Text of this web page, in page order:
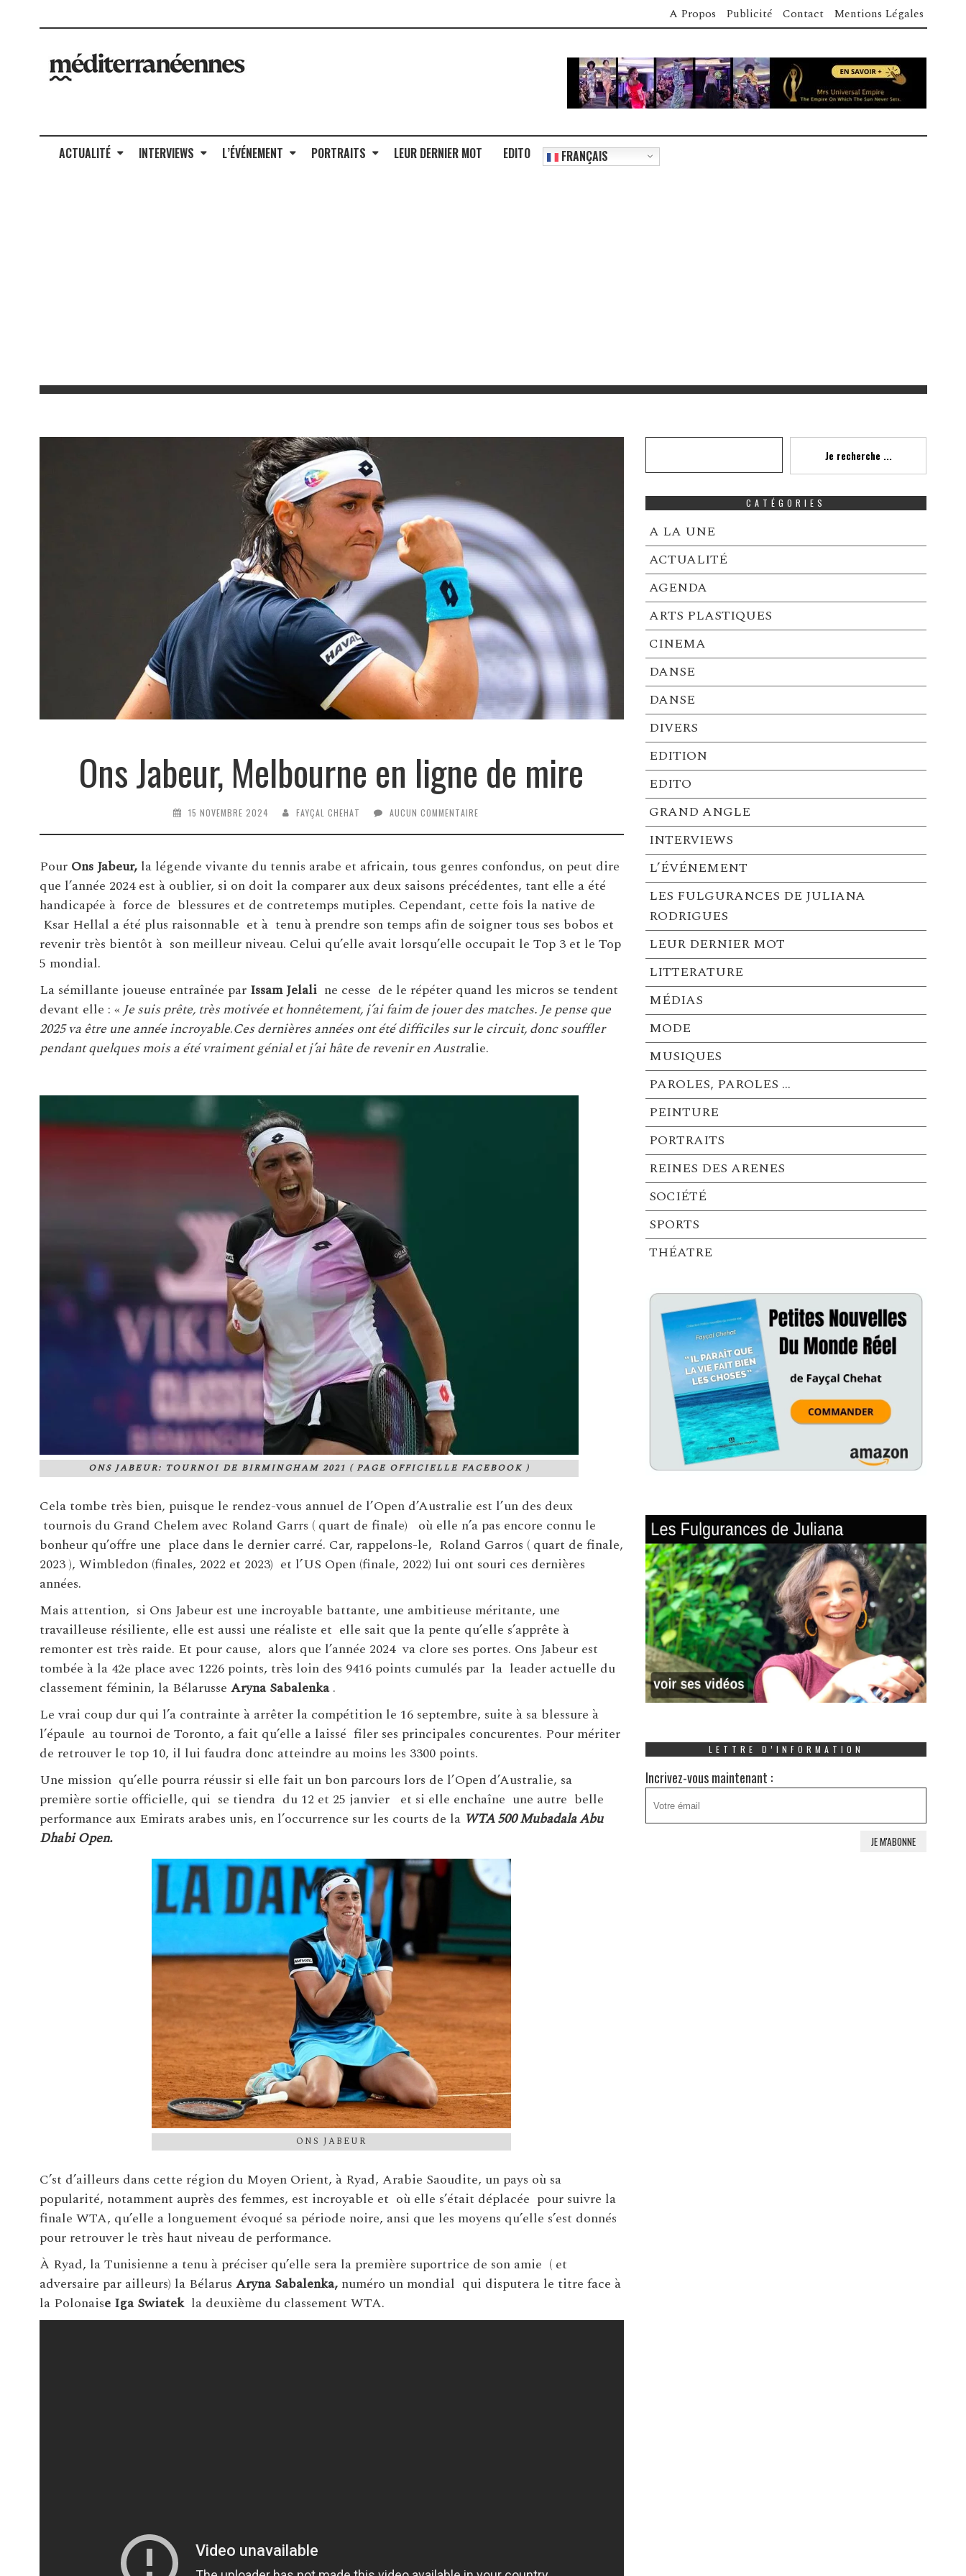
A Propos Publicité Contact Mentions Légales
ACTUALITÉ INTERVIEWS L’ÉVÉNEMENT PORTRAITS LEUR DERNIER MOT EDITO FRANÇAIS
Ons Jabeur, Melbourne en ligne de mire
15 NOVEMBRE 2024 FAYÇAL CHEHAT AUCUN COMMENTAIRE
Pour Ons Jabeur, la légende vivante du tennis arabe et africain, tous genres confondus, on peut dire
que l’année 2024 est à oublier, si on doit la comparer aux deux saisons précédentes, tant elle a été
handicapée à force de blessures et de contretemps mutiples. Cependant, cette fois la native de
Ksar Hellal a été plus raisonnable et à tenu à prendre son temps afin de soigner tous ses bobos et
revenir très bientôt à son meilleur niveau. Celui qu’elle avait lorsqu’elle occupait le Top 3 et le Top
5 mondial.
La sémillante joueuse entraînée par Issam Jelaline cesse de le répéter quand les micros se tendent
devant elle : «Je suis prête, très motivée et honnêtement, j’ai faim de jouer des matches. Je pense que
2025 va être une année incroyable.Ces dernières années ont été difficiles sur le circuit, donc souffler
pendant quelques mois a été vraiment génial et j’ai hâte de revenir en Australie.
ONS JABEUR: TOURNOI DE BIRMINGHAM 2021 ( PAGE OFFICIELLE FACEBOOK )
Cela tombe très bien, puisque le rendez-vous annuel de l’Open d’Australie est l’un des deux
tournois du Grand Chelem avec Roland Garrs ( quart de finale) où elle n’a pas encore connu le
bonheur qu’offre une place dans le dernier carré. Car, rappelons-le, Roland Garros ( quart de finale,
2023 ), Wimbledon (finales, 2022 et 2023) et l’US Open (finale, 2022) lui ont souri ces dernières
années.
Mais attention, si Ons Jabeur est une incroyable battante, une ambitieuse méritante, une
travailleuse résiliente, elle est aussi une réaliste et elle sait que la pente qu’elle s’apprête à
remonter est très raide. Et pour cause, alors que l’année 2024 va clore ses portes. Ons Jabeur est
tombée à la 42e place avec 1226 points, très loin des 9416 points cumulés par la leader actuelle du
classement féminin, la Bélarusse Aryna Sabalenka.
Le vrai coup dur qui l’a contrainte à arrêter la compétition le 16 septembre, suite à sa blessure à
l’épaule au tournoi de Toronto, a fait qu’elle a laissé filer ses principales concurentes. Pour mériter
de retrouver le top 10, il lui faudra donc atteindre au moins les 3300 points.
Une mission qu’elle pourra réussir si elle fait un bon parcours lors de l’Open d’Australie, sa
première sortie officielle, qui se tiendra du 12 et 25 janvier et si elle enchaîne une autre belle
performance aux Emirats arabes unis, en l’occurrence sur les courts de la WTA 500 Mubadala Abu
Dhabi Open.
ONS JABEUR
C’st d’ailleurs dans cette région du Moyen Orient, à Ryad, Arabie Saoudite, un pays où sa
popularité, notamment auprès des femmes, est incroyable et où elle s’était déplacée pour suivre la
finale WTA, qu’elle a longuement évoqué sa période noire, ansi que les moyens qu’elle s’est donnés
pour retrouver le très haut niveau de performance.
À Ryad, la Tunisienne a tenu à préciser qu’elle sera la première suportrice de son amie ( et
adversaire par ailleurs) la Bélarus Aryna Sabalenka,numéro un mondial qui disputera le titre face à
la Polonaise Iga Swiatekla deuxième du classement WTA.
Je recherche ...
CATÉGORIES
A LA UNE
ACTUALITÉ
AGENDA
ARTS PLASTIQUES
CINEMA
DANSE
DANSE
DIVERS
EDITION
EDITO
GRAND ANGLE
INTERVIEWS
L’ÉVÉNEMENT
LES FULGURANCES DE JULIANA
RODRIGUES
LEUR DERNIER MOT
LITTERATURE
MÉDIAS
MODE
MUSIQUES
PAROLES, PAROLES …
PEINTURE
PORTRAITS
REINES DES ARENES
SOCIÉTÉ
SPORTS
THÉATRE
LETTRE D’INFORMATION
Incrivez-vous maintenant :